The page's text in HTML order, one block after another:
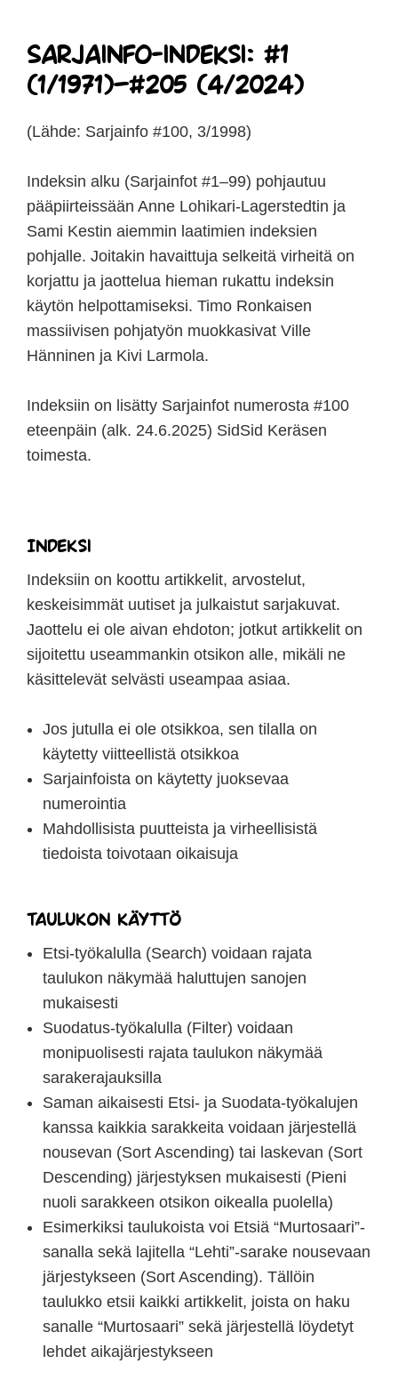
Sarjainfo-indeksi: #1
(1/1971)–#205 (4/2024)
(Lähde: Sarjainfo #100, 3/1998)
Indeksin alku (Sarjainfot #1–99) pohjautuu
pääpiirteissään Anne Lohikari-Lagerstedtin ja
Sami Kestin aiemmin laatimien indeksien
pohjalle. Joitakin havaittuja selkeitä virheitä on
korjattu ja jaottelua hieman rukattu indeksin
käytön helpottamiseksi. Timo Ronkaisen
massiivisen pohjatyön muokkasivat Ville
Hänninen ja Kivi Larmola.
Indeksiin on lisätty Sarjainfot numerosta #100
eteenpäin (alk. 24.6.2025) SidSid Keräsen
toimesta.
Indeksi
Indeksiin on koottu artikkelit, arvostelut,
keskeisimmät uutiset ja julkaistut sarjakuvat.
Jaottelu ei ole aivan ehdoton; jotkut artikkelit on
sijoitettu useammankin otsikon alle, mikäli ne
käsittelevät selvästi useampaa asiaa.
Jos jutulla ei ole otsikkoa, sen tilalla on
käytetty viitteellistä otsikkoa
Sarjainfoista on käytetty juoksevaa
numerointia
Mahdollisista puutteista ja virheellisistä
tiedoista toivotaan oikaisuja
Taulukon käyttö
Etsi-työkalulla (Search) voidaan rajata
taulukon näkymää haluttujen sanojen
mukaisesti
Suodatus-työkalulla (Filter) voidaan
monipuolisesti rajata taulukon näkymää
sarakerajauksilla
Saman aikaisesti Etsi- ja Suodata-työkalujen
kanssa kaikkia sarakkeita voidaan järjestellä
nousevan (Sort Ascending) tai laskevan (Sort
Descending) järjestyksen mukaisesti (Pieni
nuoli sarakkeen otsikon oikealla puolella)
Esimerkiksi taulukoista voi Etsiä “Murtosaari”-
sanalla sekä lajitella “Lehti”-sarake nousevaan
järjestykseen (Sort Ascending). Tällöin
taulukko etsii kaikki artikkelit, joista on haku
sanalle “Murtosaari” sekä järjestellä löydetyt
lehdet aikajärjestykseen